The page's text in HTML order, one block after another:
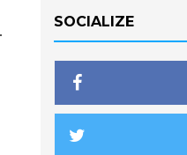
SOCIALIZE